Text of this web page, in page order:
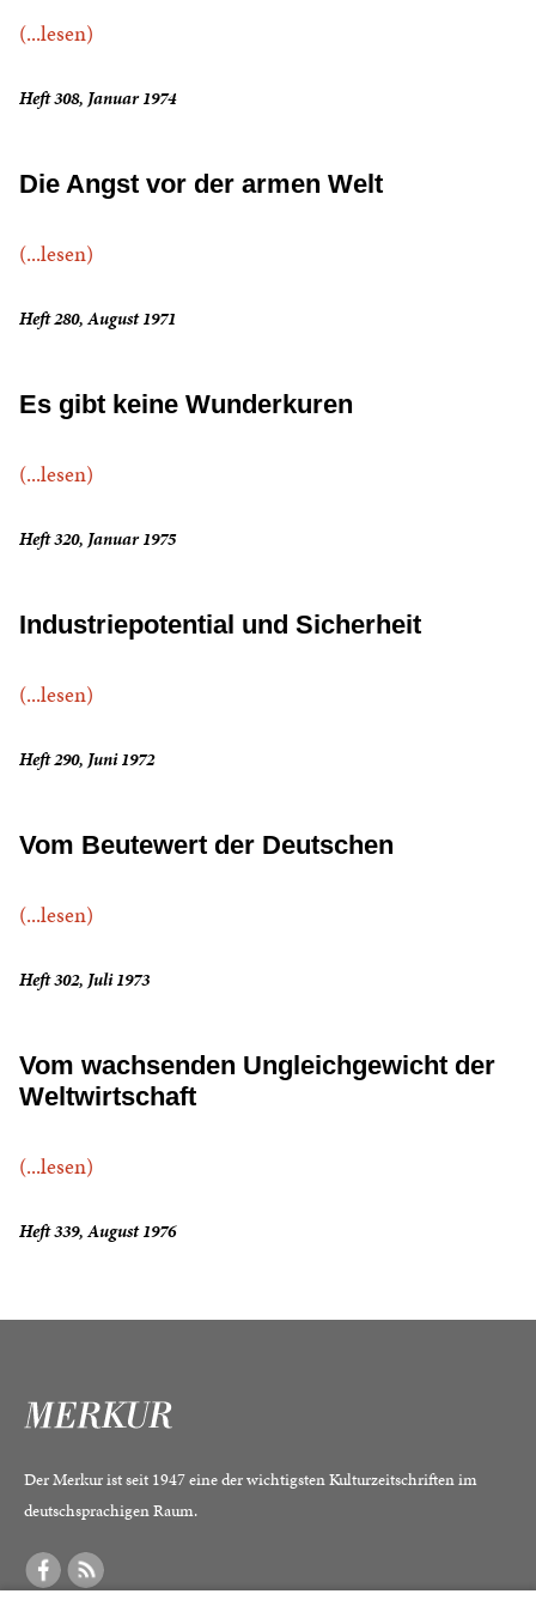
(...lesen)
Heft 308, Januar 1974
Die Angst vor der armen Welt
(...lesen)
Heft 280, August 1971
Es gibt keine Wunderkuren
(...lesen)
Heft 320, Januar 1975
Industriepotential und Sicherheit
(...lesen)
Heft 290, Juni 1972
Vom Beutewert der Deutschen
(...lesen)
Heft 302, Juli 1973
Vom wachsenden Ungleichgewicht der
Weltwirtschaft
(...lesen)
Heft 339, August 1976
Der Merkur ist seit 1947 eine der wichtigsten Kulturzeitschriften im
deutschsprachigen Raum.